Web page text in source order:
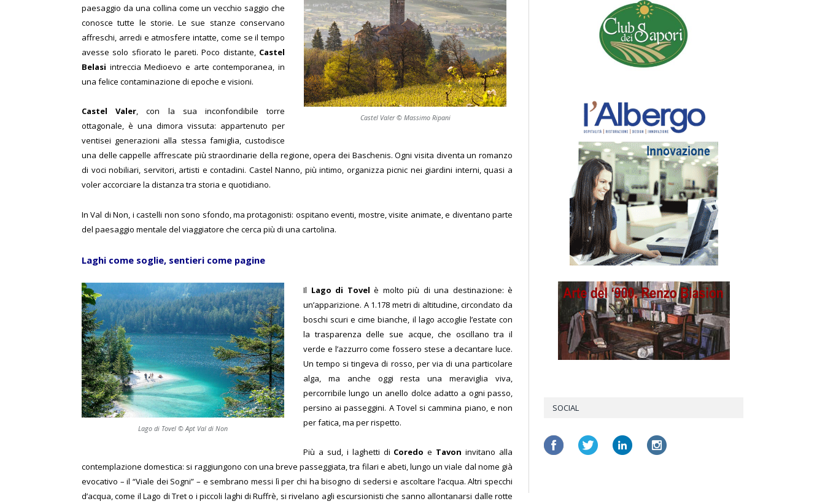
Castel Valer © Massimo Ripani
paesaggio da una collina come un vecchio saggio che
conosce tutte le storie. Le sue stanze conservano
affreschi, arredi e atmosfere intatte, come se il tempo
avesse solo sfiorato le pareti. Poco distante, Castel
Belasi intreccia Medioevo e arte contemporanea, in
una felice contaminazione di epoche e visioni.
Castel Valer, con la sua inconfondibile torre
ottagonale, è una dimora vissuta: appartenuto per
ventisei generazioni alla stessa famiglia, custodisce
una delle cappelle affrescate più straordinarie della regione, opera dei Baschenis. Ogni visita diventa un romanzo
di voci nobiliari, servitori, artisti e contadini. Castel Nanno, più intimo, organizza picnic nei giardini interni, quasi a
voler accorciare la distanza tra storia e quotidiano.
In Val di Non, i castelli non sono sfondo, ma protagonisti: ospitano eventi, mostre, visite animate, e diventano parte
del paesaggio mentale del viaggiatore che cerca più di una cartolina.
Laghi come soglie, sentieri come pagine
Lago di Tovel © Apt Val di Non
Il Lago di Tovel è molto più di una destinazione: è
un’apparizione. A 1.178 metri di altitudine, circondato da
boschi scuri e cime bianche, il lago accoglie l’estate con
la trasparenza delle sue acque, che oscillano tra il
verde e l’azzurro come fossero stese a decantare luce.
Un tempo si tingeva di rosso, per via di una particolare
alga, ma anche oggi resta una meraviglia viva,
percorribile lungo un anello dolce adatto a ogni passo,
persino ai passeggini. A Tovel si cammina piano, e non
per fatica, ma per rispetto.
Più a sud, i laghetti di Coredo e Tavon invitano alla
contemplazione domestica: si raggiungono con una breve passeggiata, tra filari e abeti, lungo un viale dal nome già
evocativo – il “Viale dei Sogni” – e sembrano messi lì per chi ha bisogno di sedersi e ascoltare l’acqua. Altri specchi
d’acqua, come il Lago di Tret o i piccoli laghi di Ruffrè, si rivelano agli escursionisti che sanno allontanarsi dalle rotte
SOCIAL